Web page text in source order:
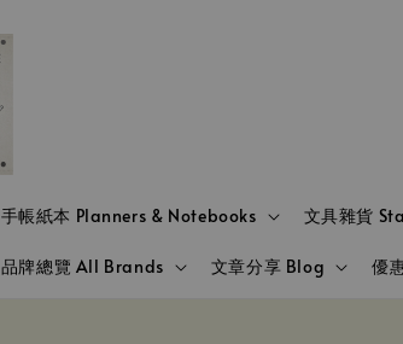
手帳紙本 Planners & Notebooks 文具雜貨
品牌總覽 All Brands 文章分享 Blog 優